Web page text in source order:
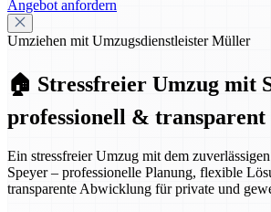
Angebot anfordern
Umziehen mit Umzugsdienstleister Müller
🏠 Stressfreier Umzug mit
professionell & transparent
Ein stressfreier Umzug mit dem
Speyer – professionelle Planung, flexible
transparente Abwicklung für private und